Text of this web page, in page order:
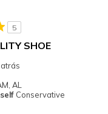
Shoes are for Wearing
5
SHOE
AL
Conservative